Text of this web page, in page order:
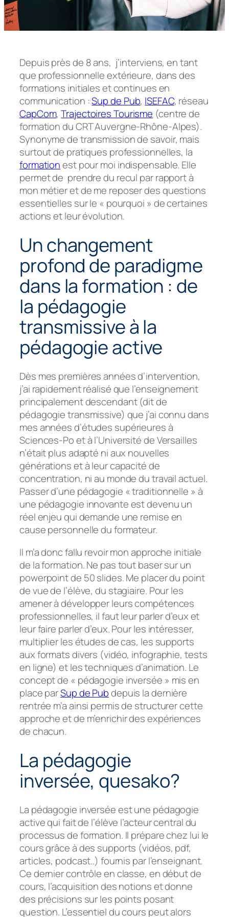
Depuis près de 8 ans, j’interviens, en tant
que professionnelle extérieure, dans des
formations initiales et continues en
communication :Sup de Pub, ISEFAC, réseau
CapCom,Trajectoires Tourisme (centre de
formation du CRT Auvergne-Rhône-Alpes).
Synonyme de transmission de savoir, mais
surtout de pratiques professionnelles, la
formationest pour moi indispensable. Elle
permet de prendre du recul par rapport à
mon métier et de me reposer des questions
essentielles sur le « pourquoi » de certaines
actions et leur évolution.
Un changement
profond de paradigme
dans la formation : de
la pédagogie
transmissive à la
pédagogie active
Dès mes premières années d’intervention,
j’ai rapidement réalisé que l’enseignement
principalement descendant (dit de
pédagogie transmissive) que j’ai connu dans
mes années d’études supérieures à
Sciences-Po et à l’Université de Versailles
n’était plus adapté ni aux nouvelles
générations et à leur capacité de
concentration, ni au monde du travail actuel.
Passer d’une pédagogie « traditionnelle » à
une pédagogie innovante est devenu un
réel enjeu qui demande une remise en
cause personnelle du formateur.
Il m’a donc fallu revoir mon approche initiale
de la formation. Ne pas tout baser sur un
powerpoint de 50 slides. Me placer du point
de vue de l’élève, du stagiaire. Pour les
amener à développer leurs compétences
professionnelles, il faut leur parler d’eux et
leur faire parler d’eux. Pour les intéresser,
multiplier les études de cas, les supports
aux formats divers (vidéo, infographie, tests
en ligne) et les techniques d’animation. Le
concept de « pédagogie inversée » mis en
place parSup de Pubdepuis la dernière
rentrée m’a ainsi permis de structurer cette
approche et de m’enrichir des expériences
de chacun.
La pédagogie
inversée, quesako?
La pédagogie inversée est une pédagogie
active qui fait de l’élève l’acteur central du
processus de formation. Il prépare chez lui le
cours grâce à des supports (vidéos, pdf,
articles, podcast..) fournis par l’enseignant.
Ce dernier contrôle en classe, en début de
cours, l’acquisition des notions et donne
des précisions sur les points posant
question. L’essentiel du cours peut alors